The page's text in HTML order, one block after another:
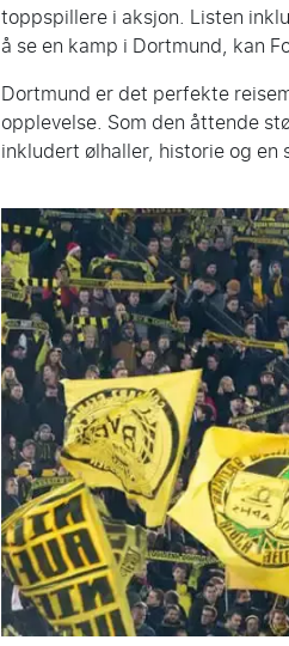
toppspillere i aksjon. Listen
å se en kamp i Dortmund, kan
Dortmund er det perfekte
opplevelse. Som den åttende
inkludert ølhaller, historie og